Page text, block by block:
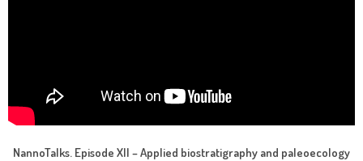
NannoTalks. Episode XII – Applied biostratigraphy and paleoecology